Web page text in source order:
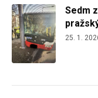
Sedm
25. 1.